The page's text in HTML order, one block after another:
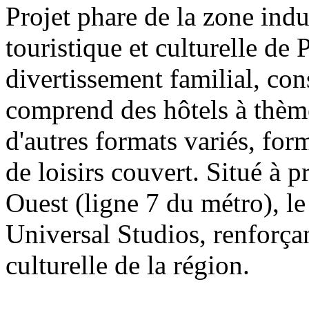
Projet phare de la zone
touristique et culturelle de
divertissement familial,
comprend des hôtels à
d'autres formats variés,
de loisirs couvert. Situé à
Ouest (ligne 7 du métro),
Universal Studios,
culturelle de la région.